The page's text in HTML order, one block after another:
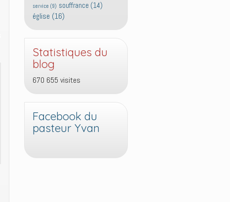
service (9) souffrance (14)
église (16)
Statistiques du
blog
670 655 visites
Facebook du
pasteur Yvan